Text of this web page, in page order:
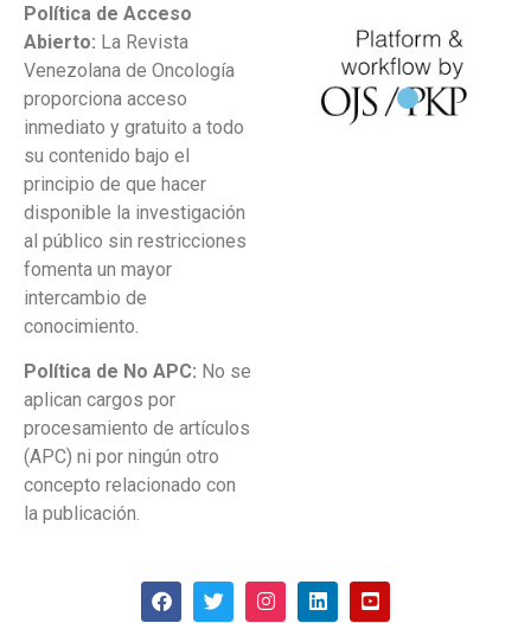
Política de Acceso
Abierto: La Revista
Venezolana de Oncología
proporciona acceso
inmediato y gratuito a todo
su contenido bajo el
principio de que hacer
disponible la investigación
al público sin restricciones
fomenta un mayor
intercambio de
conocimiento.
Política de No APC: No se
aplican cargos por
procesamiento de artículos
(APC) ni por ningún otro
concepto relacionado con
la publicación.